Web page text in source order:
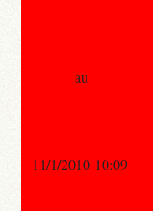
au
11/1/2010 10:09